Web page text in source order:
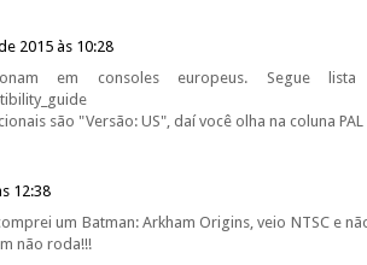
2015 às 10:28
em consoles europeus. Segue lista
são "Versão: US", daí você olha na coluna
12:38
um Batman: Arkham Origins, veio NTSC e
não roda!!!